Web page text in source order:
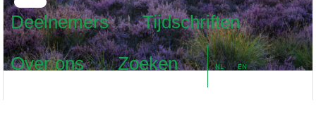
Deelnemers
Tijdschriften
Over ons
Zoeken NL EN